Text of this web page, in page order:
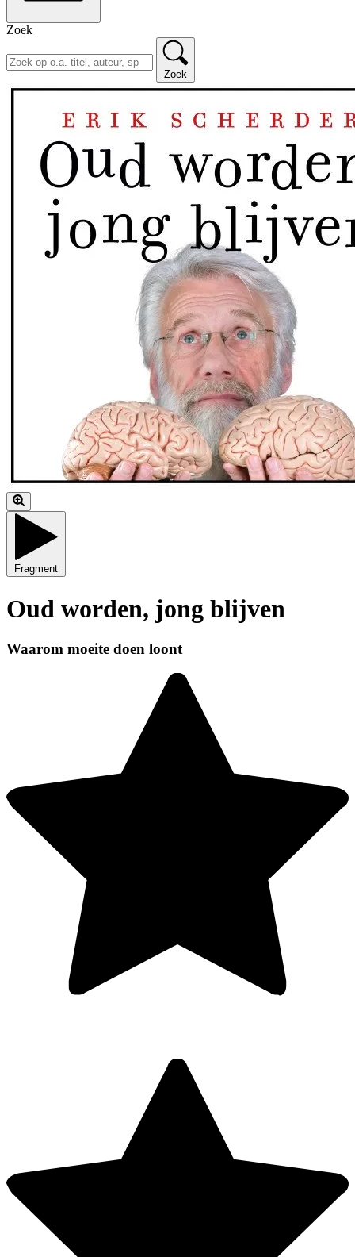
Zoek
Zoek
Fragment
Oud worden, jong blijven
Waarom moeite doen loont